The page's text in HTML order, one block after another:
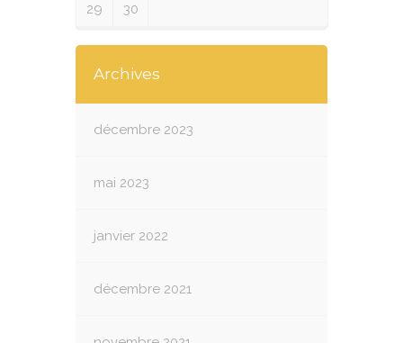
29 30
Archives
décembre 2023
mai 2023
janvier 2022
décembre 2021